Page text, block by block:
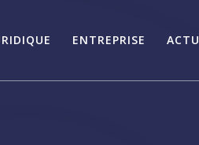
ENTREPRISE ACTU